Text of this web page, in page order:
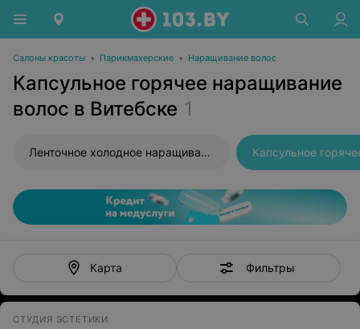
Салоны красоты • Парикмахерские • Наращивание волос
Капсульное горячее наращивание
волос в Витебске 1
Ленточное холодное наращивание волос
Карта Фильтры
СТУДИЯ ЭСТЕТИКИ